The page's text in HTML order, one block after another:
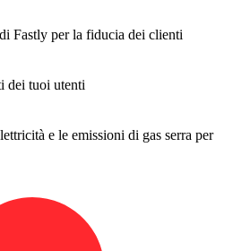
Fastly per la fiducia dei clienti
dei tuoi utenti
e le emissioni di gas serra per